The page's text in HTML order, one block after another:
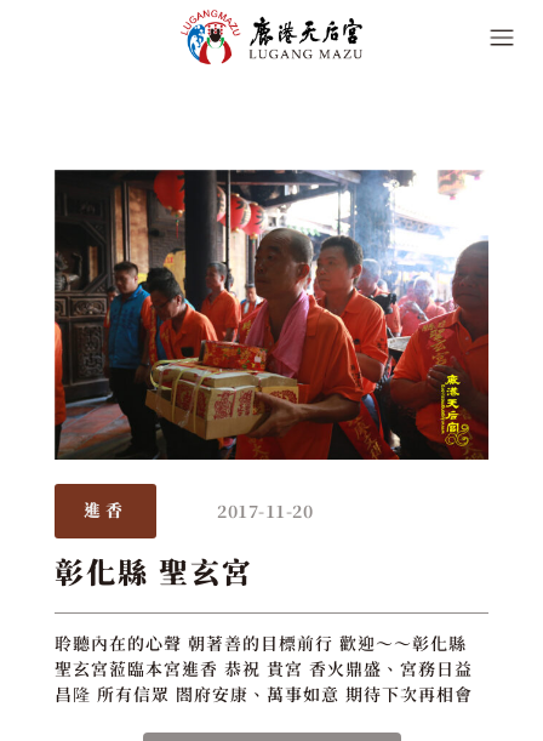
進香 2017-11-20
彰化縣 聖玄宮
聆聽內在的心聲 朝著善的目標前行 歡迎～～彰化縣
聖玄宮蒞臨本宮進香 恭祝 貴宮 香火鼎盛、宮務日益
昌隆 所有信眾 閤府安康、萬事如意 期待下次再相會